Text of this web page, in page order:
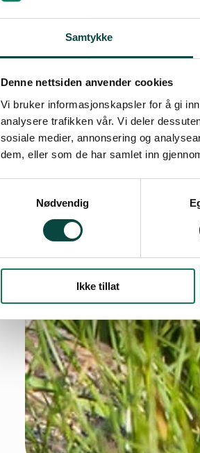
Samtykke
Denne nettsiden anvender cookies
Vi bruker informasjonskapsler for å gi
analysere trafikken vår. Vi deler
sosiale medier, annonsering og
dem, eller som de har samlet inn
Nødvendig
Ikke tillat